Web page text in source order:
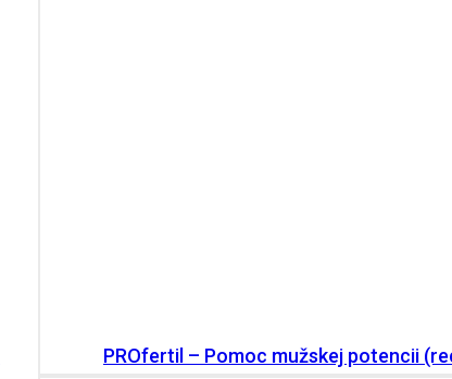
PROfertil – Pomoc mužskej potencii